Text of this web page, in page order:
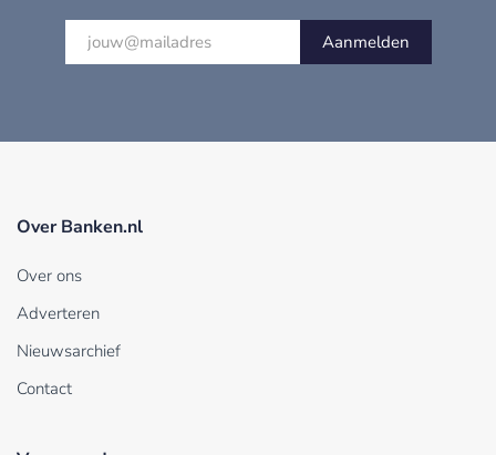
Aanmelden
Over Banken.nl
Over ons
Adverteren
Nieuwsarchief
Contact